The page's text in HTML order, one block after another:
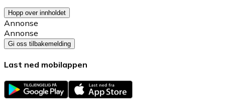
Hopp over innholdet
Annonse
Annonse
Gi oss tilbakemelding
Last ned mobilappen